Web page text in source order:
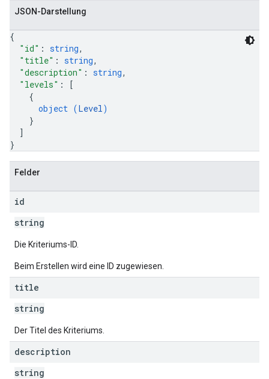
JSON-Darstellung
{
"id" : string,
"title" : string,
"description" : string,
"levels" :
[
{
object (Level)
}
]
}
Felder
id
string
Die Kriteriums-ID.
Beim Erstellen wird eine ID zugewiesen.
title
string
Der Titel des Kriteriums.
description
string